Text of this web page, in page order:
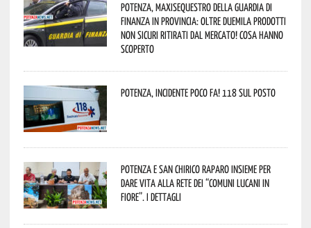
Potenza, maxisequestro della Guardia di
Finanza in provincia: oltre duemila prodotti
non sicuri ritirati dal mercato! Cosa hanno
scoperto
Potenza, incidente poco fa! 118 sul posto
Potenza e San Chirico Raparo insieme per
dare vita alla rete dei “Comuni Lucani in
Fiore”. I dettagli